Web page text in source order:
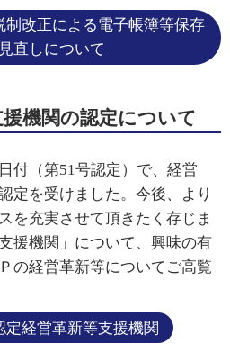
制改正による電子帳簿等保存
直しについて
機関の認定について
付（第51号認定）で、経営
定を受けました。今後、より
を充実させて頂きたく存じま
援機関」について、興味の有
の経営革新等についてご高覧
定経営革新等支援機関